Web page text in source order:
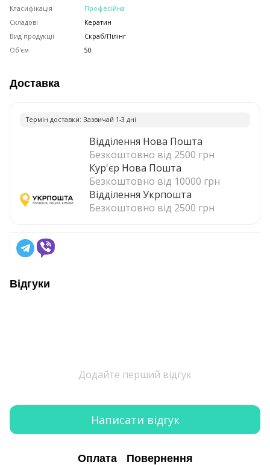
Класифікація
Професійна
Складові
Кератин
Вид продукції
Скраб/Пілінг
Об'єм
50
Доставка
Термiн доставки: Зазвичай 1-3 днi
Відділення Нова Пошта
Безкоштовно від 2500 грн
Кур'єр Нова Пошта
Безкоштовно від 10000 грн
Відділення Укрпошта
Безкоштовно від 2500 грн
Відгуки
Додайте перший відгук
Написати відгук
Оплата Повернення